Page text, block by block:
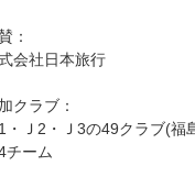
：
会社日本旅行
クラブ：
1・Ｊ2・Ｊ3の49クラブ(
チーム